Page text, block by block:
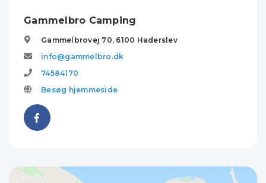
Gammelbro Camping
Gammelbrovej 70, 6100 Haderslev
info@gammelbro.dk
74584170
Besøg hjemmeside